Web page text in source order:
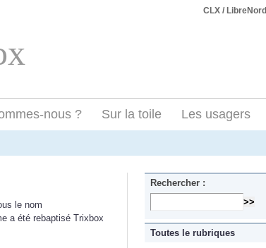
CLX / LibreNord
nous ? Sur la toile Les usagers
le nom
a été rebaptisé Trixbox
Rechercher :
Toutes le rubriques